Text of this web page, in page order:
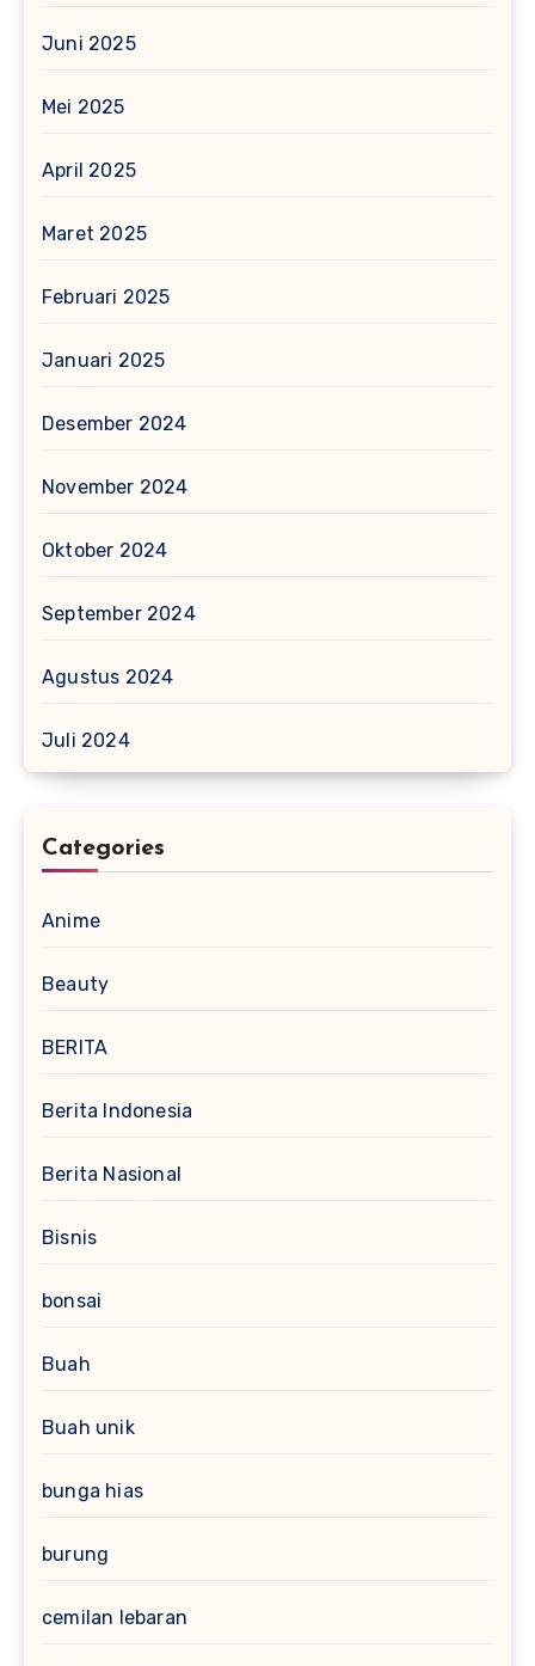
Juni 2025
Mei 2025
April 2025
Maret 2025
Februari 2025
Januari 2025
Desember 2024
November 2024
Oktober 2024
September 2024
Agustus 2024
Juli 2024
Categories
Anime
Beauty
BERITA
Berita Indonesia
Berita Nasional
Bisnis
bonsai
Buah
Buah unik
bunga hias
burung
cemilan lebaran